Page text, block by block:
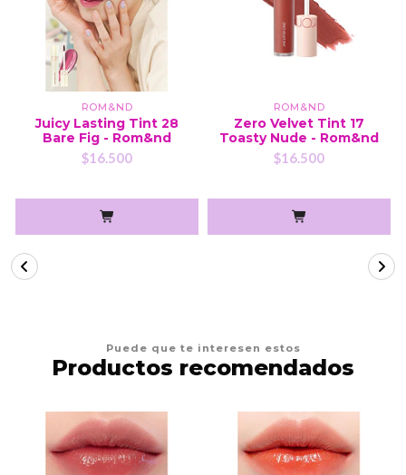
ROM&ND
Juicy Lasting Tint 28
Bare Fig - Rom&nd
$16.500
ROM&ND
Zero Velvet Tint 17
Toasty Nude - Rom&nd
$16.500
Puede que te interesen estos
Productos recomendados